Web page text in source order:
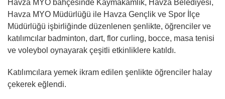
Havza MYO bahçesinde Kaymakamlık, Havza Belediyesi,
Havza MYO Müdürlüğü ile Havza Gençlik ve Spor İlçe
Müdürlüğü işbirliğinde düzenlenen şenlikte, öğrenciler ve
katılımcılar badminton, dart, flor curling, bocce, masa tenisi
ve voleybol oynayarak çeşitli etkinliklere katıldı.
Katılımcılara yemek ikram edilen şenlikte öğrenciler halay
çekerek eğlendi.